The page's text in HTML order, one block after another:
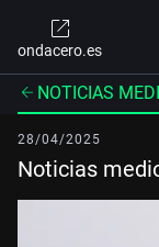
ondacero.es
NOTICIAS
28/04/2025
Noticias